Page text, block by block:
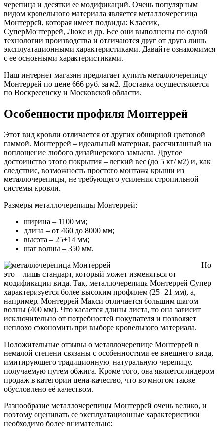
черепица и десятки ее модификаций. Очень популярным
видом кровельного материала является металлочерепица
Монтеррей, которая имеет подвиды: Классик,
СуперМонтеррей, Люкс и др. Все они выполнены по одной
технологии производства и отличаются друг от друга лишь
эксплуатационными характеристиками. Давайте ознакомимся
с ее основными характеристиками.
Наш интернет магазин предлагает купить металлочерепицу
Монтеррей по цене 666 руб. за м2. Доставка осуществляется
по Воскресенску и Московской области.
Особенности профиля Монтеррей
Этот вид кровли отличается от других обширной цветовой
гаммой. Монтеррей – идеальный материал, рассчитанный на
воплощение любого дизайнерского замысла. Другое
достоинство этого покрытия – легкий вес (до 5 кг/ м2) и, как
следствие, возможность простого монтажа крыши из
металлочерепицы, не требующего усиления стропильной
системы кровли.
Размеры металлочерепицы Монтеррей:
ширина – 1100 мм;
длина – от 460 до 8000 мм;
высота – 25+14 мм;
шаг волны – 350 мм.
Но
это – лишь стандарт, который может изменяться от
модификации вида. Так, металлочерепица Монтеррей Супер
характеризуется более высоким профилем (25+21 мм), а,
например, Монтеррей Макси отличается большим шагом
волны (400 мм). Что касается длины листа, то она зависит
исключительно от потребностей покупателя и позволяет
неплохо сэкономить при выборе кровельного материала.
Положительные отзывы о металлочерепице Монтеррей в
немалой степени связаны с особенностями ее внешнего вида,
имитирующего традиционную, натуральную черепицу,
получаемую путем обжига. Кроме того, она является лидером
продаж в категории цена-качество, что во многом также
обусловлено её качеством.
Разнообразие металлочерепицы Монтеррей очень велико, и
поэтому оценивать ее эксплуатационные характеристики
необходимо более внимательно: